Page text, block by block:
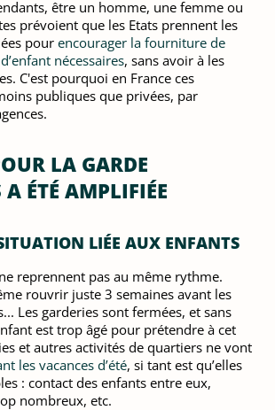
être un homme, une femme ou
prévoient que les Etats prennent les
pour encourager la fourniture de
nécessaires, sans avoir à les
C'est pourquoi en France ces
publiques que privées, par
LA GARDE
ÉTÉ AMPLIFIÉE
LIÉE AUX ENFANTS
reprennent pas au même rythme.
rouvrir juste 3 semaines avant les
Les garderies sont fermées, et sans
est trop âgé pour prétendre à cet
et autres activités de quartiers ne vont
les vacances d’été, si tant est qu’elles
: contact des enfants entre eux,
nombreux, etc.